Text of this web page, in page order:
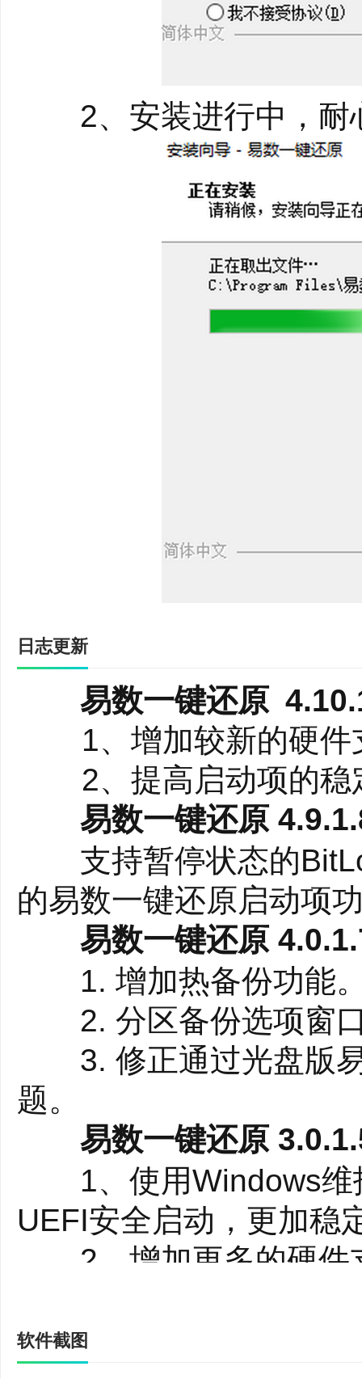
速度快 体积小
配置的电脑，备份与还
个 Windows 7 系统，
增量备份与多时间
在完整备份或最后一
据进行备份，既提高速
点，以便将系统还原到
多种还原方式
支持制作USB启动盘
Win10、及Win8、Win7
支持热备份
一边工作，一边备份
电脑，在系统处于正常
2、安装进行中，耐
日志更新
易数一键还原
1、增加较新的硬件
2、提高启动项的稳
易数一键还原
支持暂停状态的
的易数一键还原启动项
易数一键还原
1. 增加热备份功能
2. 分区备份选项窗口
3. 修正通过光盘版易
题。
易数一键还原
1、使用Windows维
UEFI安全启动，更加稳
2、增加更多的硬件
1、支持BitLocker分
软件截图